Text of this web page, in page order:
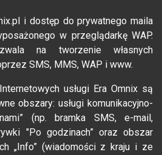
i dostęp do prywatnego maila
w przeglądarkę WAP.
na tworzenie własnych
SMS, MMS, WAP i www.
usługi Era Omnix są
obszary: usługi komunikacyjno-
(np. bramka SMS, e-mail,
"Po godzinach” oraz obszar
„Info” (wiadomości z kraju i ze